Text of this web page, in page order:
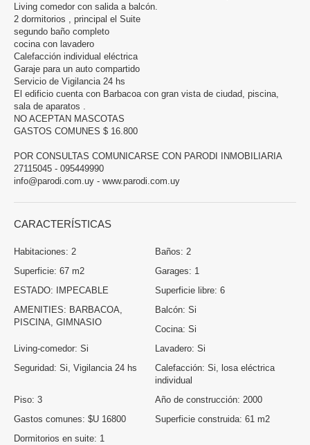
Living comedor con salida a balcón.
2 dormitorios , principal el Suite
segundo baño completo
cocina con lavadero
Calefacción individual eléctrica
Garaje para un auto compartido
Servicio de Vigilancia 24 hs
El edificio cuenta con Barbacoa con gran vista de ciudad, piscina,
sala de aparatos .
NO ACEPTAN MASCOTAS
GASTOS COMUNES $ 16.800
POR CONSULTAS COMUNICARSE CON PARODI INMOBILIARIA
27115045 - 095449990
info@parodi.com.uy - www.parodi.com.uy
CARACTERÍSTICAS
Habitaciones: 2 Baños: 2
Superficie: 67 m2 Garages: 1
ESTADO: IMPECABLE Superficie libre: 6
AMENITIES: BARBACOA,
PISCINA, GIMNASIO
Balcón: Si
Cocina: Si
Living-comedor: Si Lavadero: Si
Seguridad: Si, Vigilancia 24 hs Calefacción: Si, losa eléctrica
individual
Piso: 3 Año de construcción: 2000
Gastos comunes: $U 16800 Superficie construida: 61 m2
Dormitorios en suite: 1